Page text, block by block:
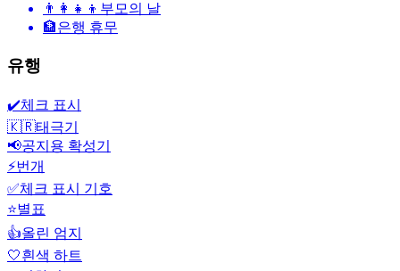
👨‍👩‍👧‍👦 부모의 날
🏦은행 휴무
유행
✔️체크 표시
🇰🇷태극기
📢공지용 확성기
⚡번개
✅체크 표시 기호
⭐별표
👍올린 엄지
🤍흰색 하트